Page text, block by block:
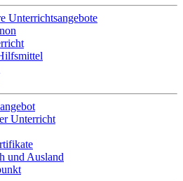
Unterrichtsangebote
Unterricht
und Ausland